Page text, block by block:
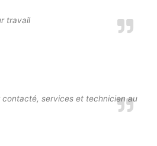
travail
services et technicien au